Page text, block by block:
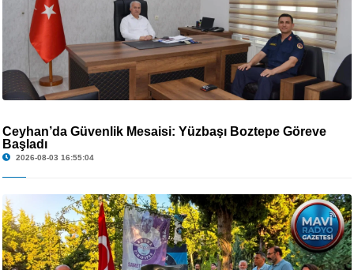
Ceyhan’da Güvenlik Mesaisi: Yüzbaşı Boztepe Göreve
Başladı
2026-08-03 16:55:04